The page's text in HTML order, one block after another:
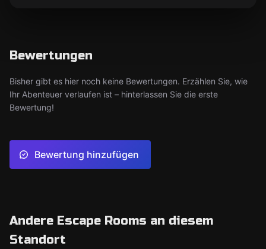
Bewertungen
Bisher gibt es hier noch keine Bewertungen. Erzählen Sie, wie
Ihr Abenteuer verlaufen ist – hinterlassen Sie die erste
Bewertung!
Bewertung hinzufügen
Andere Escape Rooms an diesem
Standort